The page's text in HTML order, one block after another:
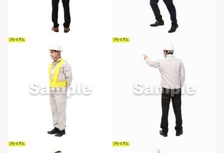
プレミアム プレミアム
プレミアム プレミアム